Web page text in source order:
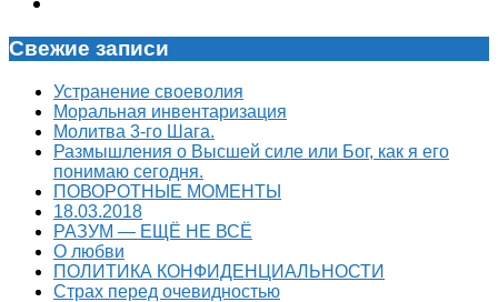
Свежие записи
Устранение своеволия
Моральная инвентаризация
Молитва 3-го Шага.
Размышления о Высшей силе или Бог, как я его
понимаю сегодня.
ПОВОРОТНЫЕ МОМЕНТЫ
18.03.2018
РАЗУМ — ЕЩЁ НЕ ВСЁ
О любви
ПОЛИТИКА КОНФИДЕНЦИАЛЬНОСТИ
Страх перед очевидностью